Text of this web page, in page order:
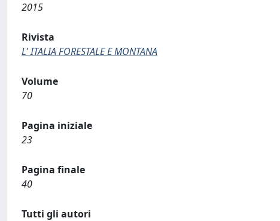
2015
Rivista
L' ITALIA FORESTALE E MONTANA
Volume
70
Pagina iniziale
23
Pagina finale
40
Tutti gli autori